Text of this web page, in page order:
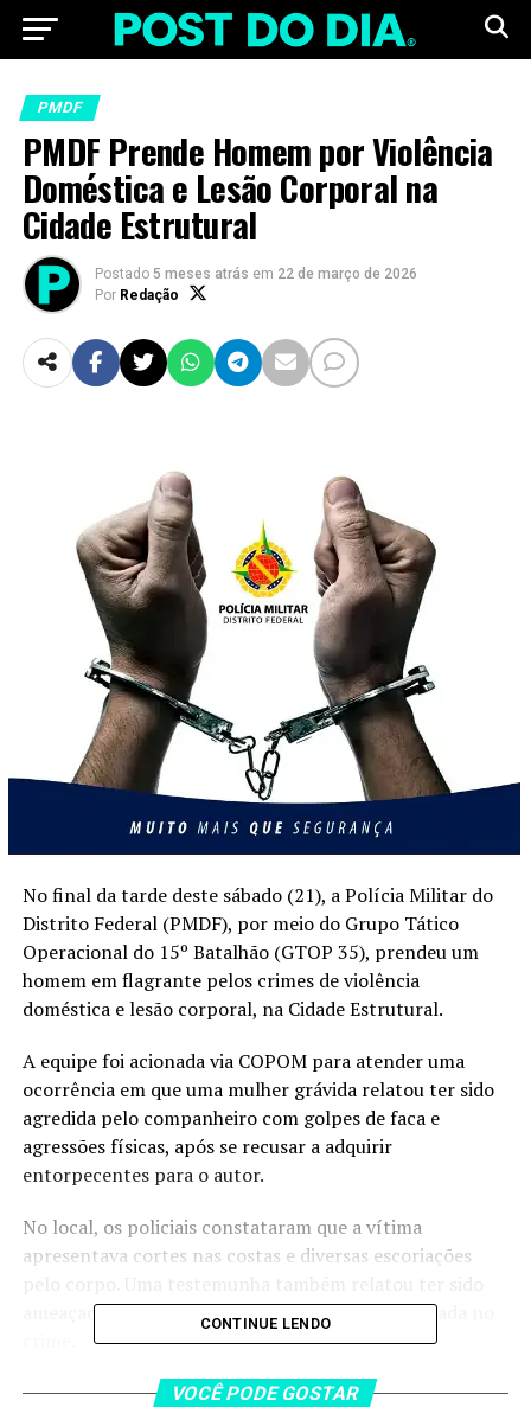
PMDF
PMDF Prende Homem por Violência
Doméstica e Lesão Corporal na
Cidade Estrutural
Postado 5 meses atrás em 22 de março de 2026
Por Redação
No final da tarde deste sábado (21), a Polícia Militar do
Distrito Federal (PMDF), por meio do Grupo Tático
Operacional do 15º Batalhão (GTOP 35), prendeu um
homem em flagrante pelos crimes de violência
doméstica e lesão corporal, na Cidade Estrutural.
A equipe foi acionada via COPOM para atender uma
ocorrência em que uma mulher grávida relatou ter sido
agredida pelo companheiro com golpes de faca e
agressões físicas, após se recusar a adquirir
entorpecentes para o autor.
No local, os policiais constataram que a vítima
apresentava cortes nas costas e diversas escoriações
ameaçada pelo agressor com a mesma faca utilizada no
O autor, que havia se evadido, foi localizado ao retornar
CONTINUE LENDO
VOCÊ PODE GOSTAR